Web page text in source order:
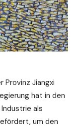
Provinz Jiangxi
hat in den
als
um den